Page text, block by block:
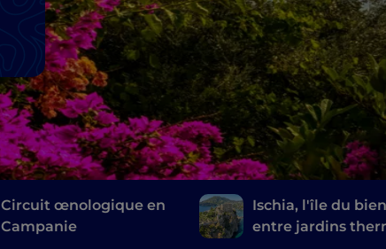
Circuit œnologique en
Campanie
Ischia, l'île du
entre jardins